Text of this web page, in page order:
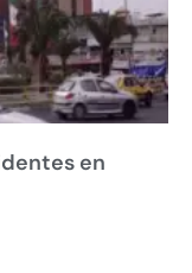
en